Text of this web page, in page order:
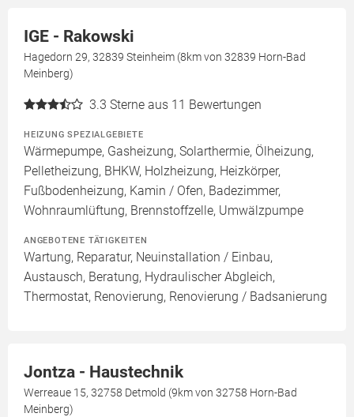
IGE - Rakowski
Hagedorn 29, 32839 Steinheim (8km von 32839 Horn-Bad
Meinberg)
3.3 Sterne aus 11 Bewertungen
HEIZUNG SPEZIALGEBIETE
Wärmepumpe, Gasheizung, Solarthermie, Ölheizung,
Pelletheizung, BHKW, Holzheizung, Heizkörper,
Fußbodenheizung, Kamin / Ofen, Badezimmer,
Wohnraumlüftung, Brennstoffzelle, Umwälzpumpe
ANGEBOTENE TÄTIGKEITEN
Wartung, Reparatur, Neuinstallation / Einbau,
Austausch, Beratung, Hydraulischer Abgleich,
Thermostat, Renovierung, Renovierung / Badsanierung
Jontza - Haustechnik
Werreaue 15, 32758 Detmold (9km von 32758 Horn-Bad
Meinberg)